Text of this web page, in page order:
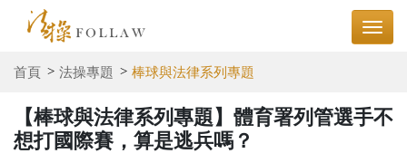
首頁 法操專題 棒球與法律系列專題
【棒球與法律系列專題】體育署列管選手不
想打國際賽，算是逃兵嗎？